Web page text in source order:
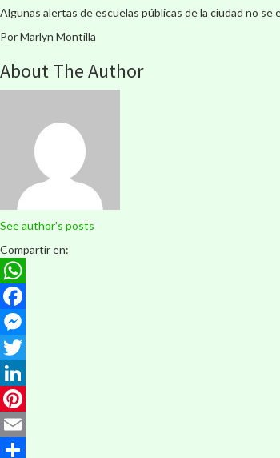
Algunas alertas de escuelas públicas de la ciudad no se
Por Marlyn Montilla
About The Author
See author's posts
Compartir en:
WhatsApp
Facebook
Messenger
Twitter
LinkedIn
Pinterest
Email